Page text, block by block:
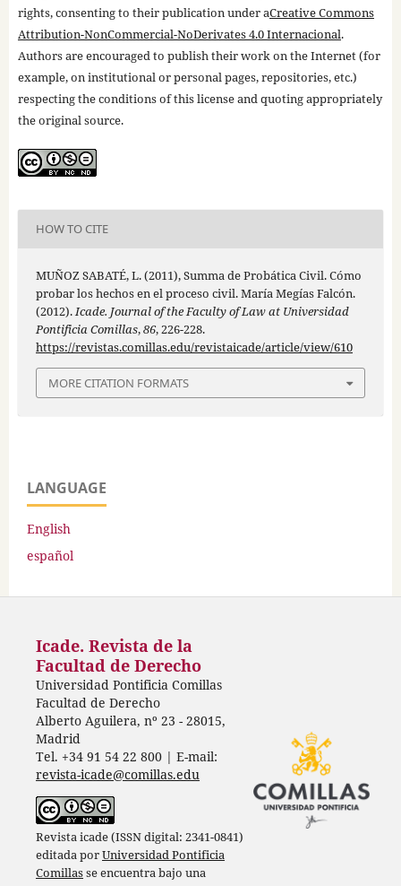
rights, consenting to their publication under aCreative Commons
Attribution-NonCommercial-NoDerivates 4.0 Internacional.
Authors are encouraged to publish their work on the Internet (for
example, on institutional or personal pages, repositories, etc.)
respecting the conditions of this license and quoting appropriately
the original source.
HOW TO CITE
MUÑOZ SABATÉ, L. (2011), Summa de Probática Civil. Cómo
probar los hechos en el proceso civil. María Megías Falcón.
(2012).Icade. Journal of the Faculty of Law at Universidad
Pontificia Comillas,86, 226-228.
https://revistas.comillas.edu/revistaicade/article/view/610
MORE CITATION FORMATS
LANGUAGE
English
español
Icade. Revista de la
Facultad de Derecho
Universidad Pontificia Comillas
Facultad de Derecho
Alberto Aguilera, nº 23 - 28015,
Madrid
Tel. +34 91 54 22 800 | E-mail:
revista-icade@comillas.edu
Revista icade (ISSN digital: 2341-0841)
editada porUniversidad Pontificia
Comillasse encuentra bajo una